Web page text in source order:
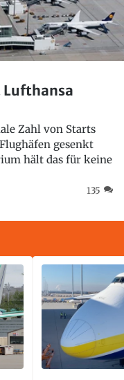
Lufthansa
Zahl von Starts
gesenkt
hält das für keine
135